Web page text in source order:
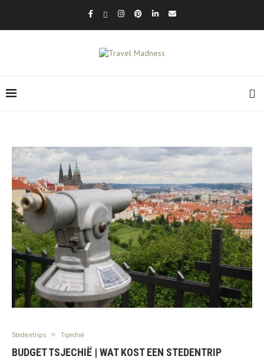
Stedentrips Tsjechië
BUDGET TSJECHIË | WAT KOST EEN STEDENTRIP